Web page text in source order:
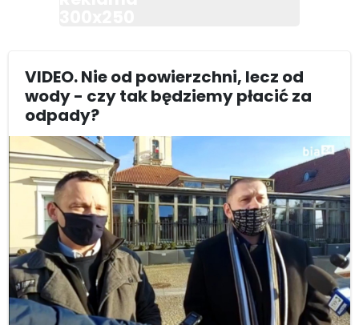
VIDEO. Nie od powierzchni, lecz od
wody - czy tak będziemy płacić za
odpady?